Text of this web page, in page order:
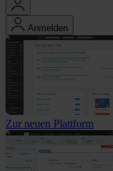
Anmelden
Zur neuen Plattform